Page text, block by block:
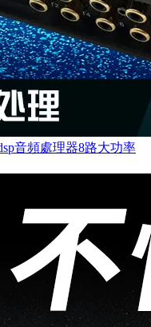
音頻處理器8路大功率